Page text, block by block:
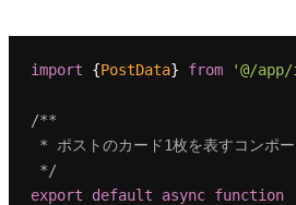
import {PostData} from '@/
/**
*/
export
default async function